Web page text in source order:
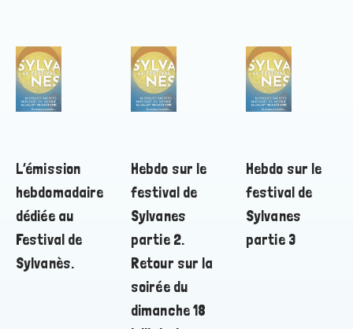
L’émission
hebdomadaire
dédiée au
Festival de
Sylvanès.
Hebdo sur le
festival de
Sylvanes
partie 2.
Retour sur la
soirée du
dimanche 18
Hebdo sur le
festival de
Sylvanes
partie 3